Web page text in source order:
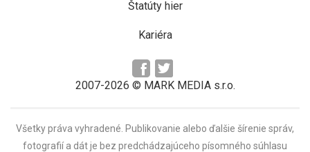
Štatúty hier
Kariéra
2007-2026 © MARK MEDIA s.r.o.
Všetky práva vyhradené. Publikovanie alebo ďalšie šírenie správ,
fotografií a dát je bez predchádzajúceho písomného súhlasu